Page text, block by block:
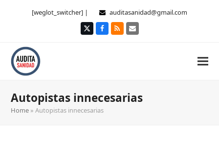
[weglot_switcher] | auditasanidad@gmail.com
TwitterFacebook
RSS Correo
Autopistas innecesarias
Home »Autopistas innecesarias